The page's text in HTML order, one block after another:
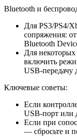
Bluetooth и
Для PS3/PS4/
сопряжения:
Bluetooth
Для
включить
USB‑передачу
Ключевые советы:
Если
USB‑порт или
Если при
— сбросьте и